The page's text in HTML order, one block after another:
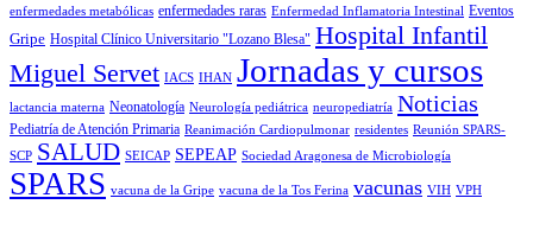
enfermedades metabólicas enfermedades raras Enfermedad Inflamatoria Intestinal Eventos
Gripe Hospital Clínico Universitario "Lozano Blesa" Hospital Infantil
Miguel Servet IACS IHAN Jornadas y cursos
lactancia materna Neonatología Neurología pediátrica neuropediatría Noticias
Pediatría de Atención Primaria Reanimación Cardiopulmonar residentes Reunión SPARS-
SCP SALUD SEICAP SEPEAP Sociedad Aragonesa de Microbiología
SPARS vacuna de la Gripe vacuna de la Tos Ferina vacunas VIH VPH